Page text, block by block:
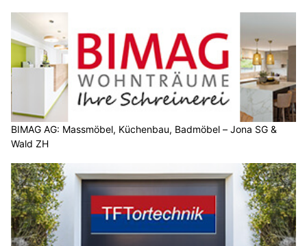
BIMAG AG: Massmöbel, Küchenbau, Badmöbel – Jona SG &
Wald ZH